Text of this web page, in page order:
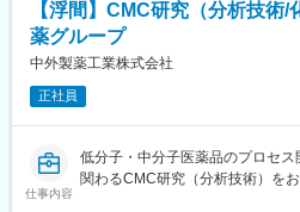
と成長しました。
変更の範囲：会社の定める業務
・中期経営計画の策定、戦略立案
■組織構成
財務部長または課長へのレポート
務を担当します。
■業務の魅力
グループ3社の経営管理を通じて
し、視座を高めながらキャリアの
【浮間】CMC研究（分析技
薬グループ
中外製薬工業株式会社
正社員
仕事内容
低分子・中分子医薬品のプロセ
関わるCMC研究（分析技術）をお